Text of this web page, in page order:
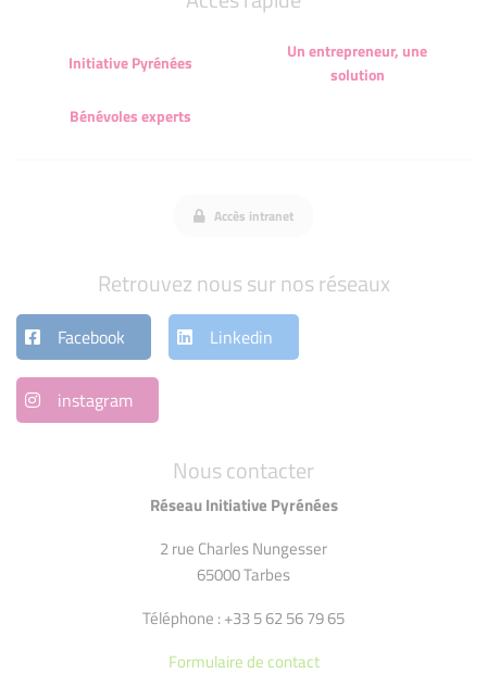
Nous contacter
Réseau Initiative Pyrénées
2 rue Charles Nungesser
65000 Tarbes
Téléphone : +33 5 62 56 79 65
Formulaire de contact
Initiative Pyrénées
Un entrepreneur, une
solution
Bénévoles experts
Accès intranet
Retrouvez nous sur nos réseaux
Facebook Linkedin
instagram